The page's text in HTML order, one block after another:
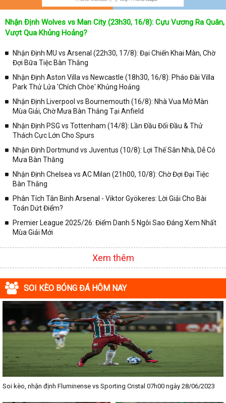
Nhận Định Wolves vs Man City (23h30, 16/8): Cựu Vương Ra Quân,
Vượt Qua Khủng Hoảng?
Nhận Định MU vs Arsenal (22h30, 17/8): Đại Chiến Khai Màn, Chờ
Đợi Bữa Tiệc Bàn Thắng
Nhận Định Aston Villa vs Newcastle (18h30, 16/8): Pháo Đài Villa
Park Thử Lửa 'Chích Chòe' Khủng Hoảng
Nhận Định Liverpool vs Bournemouth (16/8): Nhà Vua Mở Màn
Mùa Giải, Chờ Mưa Bàn Thắng Tại Anfield
Nhận Định PSG vs Tottenham (14/8): Lần Đầu Đối Đầu & Thử
Thách Cực Lớn Cho Spurs
Nhận Định Dortmund vs Juventus (10/8): Lợi Thế Sân Nhà, Dễ Có
Mưa Bàn Thắng
Nhận Định Chelsea vs AC Milan (21h00, 10/8): Chờ Đợi Đại Tiệc
Bàn Thắng
Phân Tích Tân Binh Arsenal - Viktor Gyökeres: Lời Giải Cho Bài
Toán Dứt Điểm?
Premier League 2025/26: Điểm Danh 5 Ngôi Sao Đáng Xem Nhất
Mùa Giải Mới
Xem thêm
SOI KÈO BÓNG ĐÁ HÔM NAY
Soi kèo, nhận định Fluminense vs Sporting Cristal 07h00 ngày 28/06/2023